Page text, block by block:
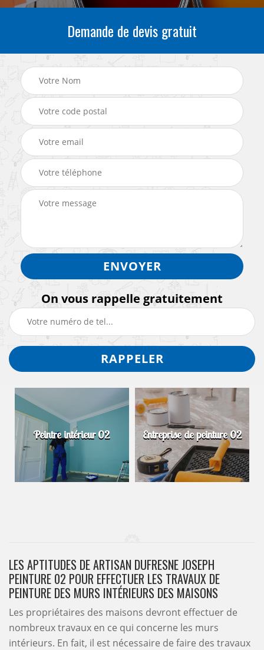
Demande de devis gratuit
On vous rappelle gratuitement
Peintre intérieur 02 Entreprise de peinture 02
LES APTITUDES DE ARTISAN DUFRESNE JOSEPH
PEINTURE 02 POUR EFFECTUER LES TRAVAUX DE
PEINTURE DES MURS INTÉRIEURS DES MAISONS
Les propriétaires des maisons devront effectuer de
nombreux travaux en ce qui concerne les murs
intérieurs. En fait, il est nécessaire de faire des travaux